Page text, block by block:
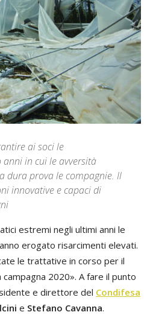
ai soci le
in cui le avversità
dura prova le compagnie. Il
innovative e capaci di
estremi negli ultimi anni le
erogato risarcimenti elevati.
le trattative in corso per il
2020». A fare il punto
e direttore del Condifesa
e Stefano Cavanna.